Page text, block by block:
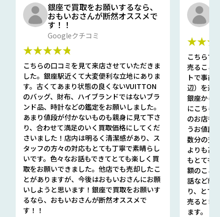
銀座で買取をお願いするなら、
おもいおさんが断然オススメで
す！！
Googleクチコミ
★★★★★
こちらの口コミを見て来店させていただきま
した。銀座駅近くて大変便利な立地にありま
す。古くてあまり状態の良くないVUITTON
のバッグ、財布、ハイブランドではないブラ
ンド品、時計などの鑑定をお願いしました。
あまり値段が付かないものも親身に見て下さ
り、合わせて満足のいく買取価格にしてくだ
さいました！店内は明るく清潔感があり、ス
タッフの方々の対応もとても丁寧で素晴らし
いです。色々なお話もできてとても楽しく買
取をお願いできました。他店でも売却したこ
とがありますが、今後はおもいおさんにお願
いしようと思います！銀座で買取をお願いす
るなら、おもいおさんが断然オススメで
す！！
こちらで
売ること
トで事前
辺）を選
銀座から
にこちら
のお店も
うお値段
数分の査
よりも高
もとても
額のこと
話など細
り、とて
売るとき
ます。